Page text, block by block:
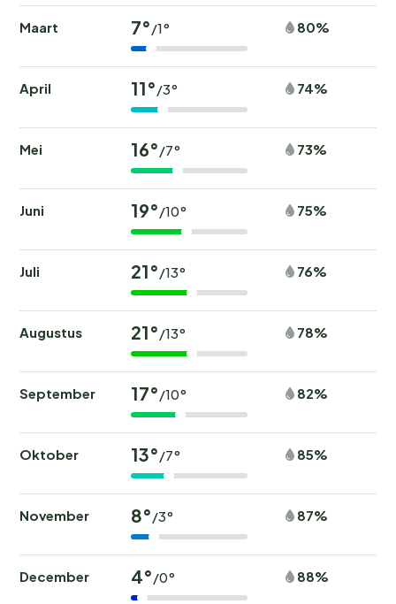
Maart 7°/1° 80%
April 11°/3° 74%
Mei 16°/7° 73%
Juni 19°/10° 75%
Juli 21°/13° 76%
Augustus 21°/13° 78%
September 17°/10° 82%
Oktober 13°/7° 85%
November 8°/3° 87%
December 4°/0° 88%